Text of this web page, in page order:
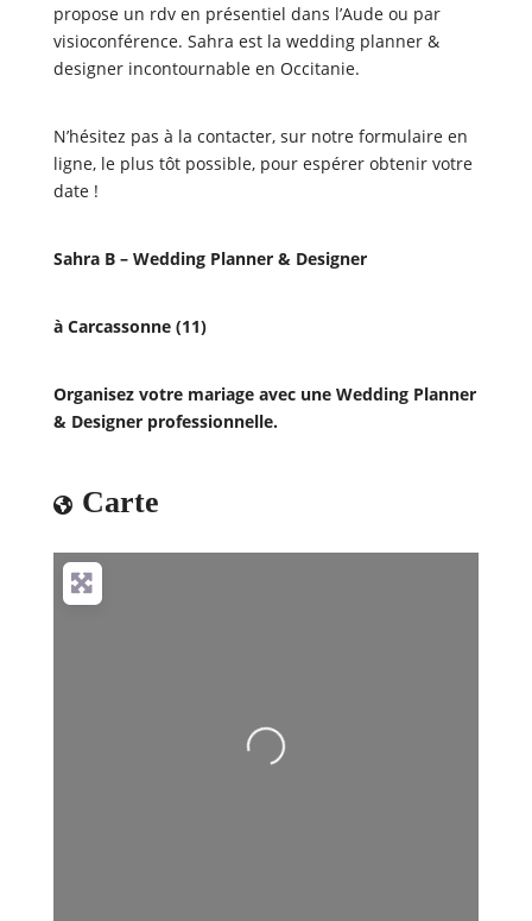
propose un rdv en présentiel dans l’Aude ou par
visioconférence. Sahra est la wedding planner &
designer incontournable en Occitanie.
N’hésitez pas à la contacter, sur notre formulaire en
ligne, le plus tôt possible, pour espérer obtenir votre
date !
Sahra B – Wedding Planner & Designer
à Carcassonne (11)
Organisez votre mariage avec une Wedding Planner
& Designer professionnelle.
Carte
Loading...